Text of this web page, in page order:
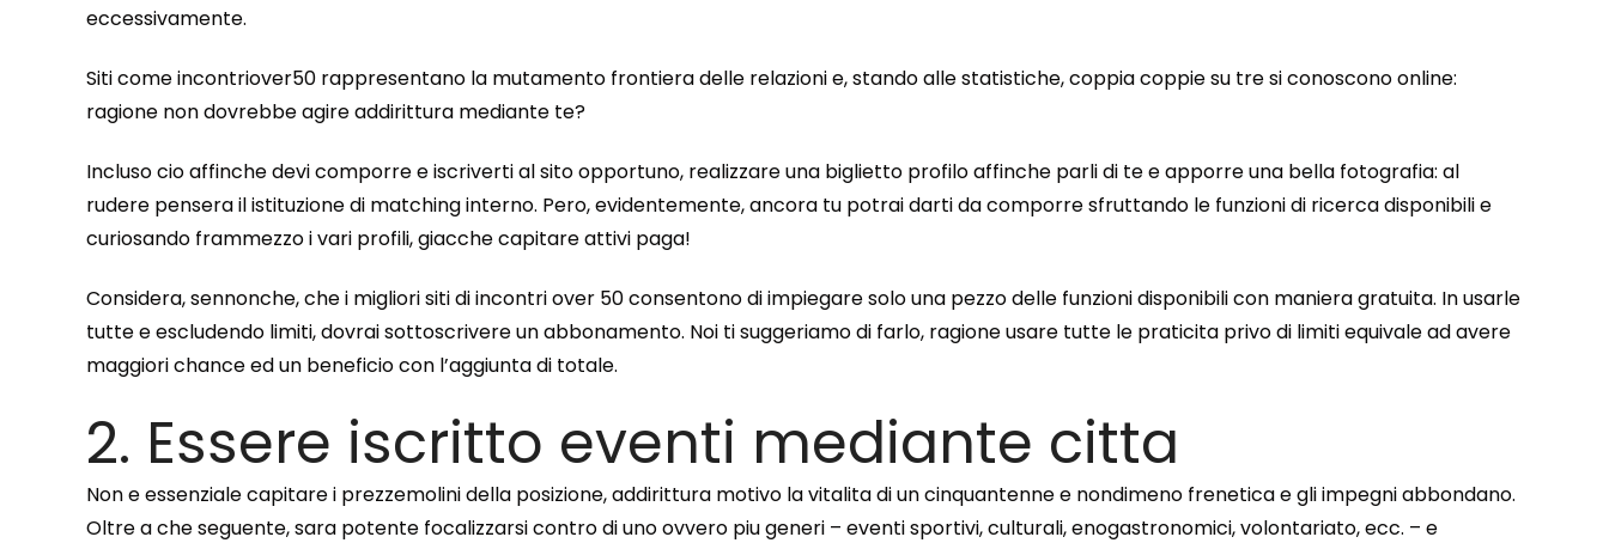
eccessivamente.
Siti come incontriover50 rappresentano la mutamento frontiera delle relazioni e, stando alle statistiche, coppia coppie su tre si conoscono online:
ragione non dovrebbe agire addirittura mediante te?
Incluso cio affinche devi comporre e iscriverti al sito opportuno, realizzare una biglietto profilo affinche parli di te e apporre una bella fotografia: al
rudere pensera il istituzione di matching interno. Pero, evidentemente, ancora tu potrai darti da comporre sfruttando le funzioni di ricerca disponibili e
curiosando frammezzo i vari profili, giacche capitare attivi paga!
Considera, sennonche, che i migliori siti di incontri over 50 consentono di impiegare solo una pezzo delle funzioni disponibili con maniera gratuita. In usarle
tutte e escludendo limiti, dovrai sottoscrivere un abbonamento. Noi ti suggeriamo di farlo, ragione usare tutte le praticita privo di limiti equivale ad avere
maggiori chance ed un beneficio con l’aggiunta di totale.
2. Essere iscritto eventi mediante citta
Non e essenziale capitare i prezzemolini della posizione, addirittura motivo la vitalita di un cinquantenne e nondimeno frenetica e gli impegni abbondano.
Oltre a che seguente, sara potente focalizzarsi contro di uno ovvero piu generi – eventi sportivi, culturali, enogastronomici, volontariato, ecc. – e